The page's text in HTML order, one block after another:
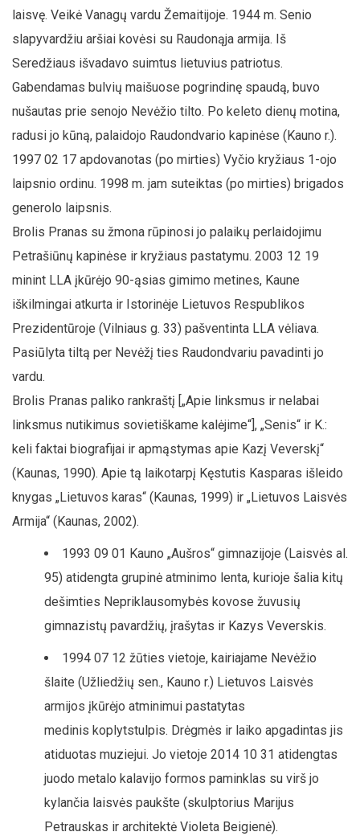
laisvę. Veikė Vanagų vardu Žemaitijoje. 1944 m. Senio
slapyvardžiu aršiai kovėsi su Raudonąja armija. Iš
Seredžiaus išvadavo suimtus lietuvius patriotus.
Gabendamas bulvių maišuose pogrindinę spaudą, buvo
nušautas prie senojo Nevėžio tilto. Po keleto dienų motina,
radusi jo kūną, palaidojo Raudondvario kapinėse (Kauno r.).
1997 02 17 apdovanotas (po mirties) Vyčio kryžiaus 1-ojo
laipsnio ordinu. 1998 m. jam suteiktas (po mirties) brigados
generolo laipsnis.
Brolis Pranas su žmona rūpinosi jo palaikų perlaidojimu
Petrašiūnų kapinėse ir kryžiaus pastatymu. 2003 12 19
minint LLA įkūrėjo 90-ąsias gimimo metines, Kaune
iškilmingai atkurta ir Istorinėje Lietuvos Respublikos
Prezidentūroje (Vilniaus g. 33) pašventinta LLA vėliava.
Pasiūlyta tiltą per Nevėžį ties Raudondvariu pavadinti jo
vardu.
Brolis Pranas paliko rankraštį [„Apie linksmus ir nelabai
linksmus nutikimus sovietiškame kalėjime“], „Senis“ ir K.:
keli faktai biografijai ir apmąstymas apie Kazį Veverskį“
(Kaunas, 1990). Apie tą laikotarpį Kęstutis Kasparas išleido
knygas „Lietuvos karas“ (Kaunas, 1999) ir „Lietuvos Laisvės
Armija“ (Kaunas, 2002).
1993 09 01 Kauno „Aušros“ gimnazijoje (Laisvės al.
95) atidengta grupinė atminimo lenta, kurioje šalia kitų
dešimties Nepriklausomybės kovose žuvusių
gimnazistų pavardžių, įrašytas ir Kazys Veverskis.
1994 07 12 žūties vietoje, kairiajame Nevėžio
šlaite (Užliedžių sen., Kauno r.) Lietuvos Laisvės
armijos įkūrėjo atminimui pastatytas
medinis koplytstulpis. Drėgmės ir laiko apgadintas jis
atiduotas muziejui. Jo vietoje 2014 10 31 atidengtas
juodo metalo kalavijo formos paminklas su virš jo
kylančia laisvės paukšte (skulptorius Marijus
Petrauskas ir architektė Violeta Beigienė).